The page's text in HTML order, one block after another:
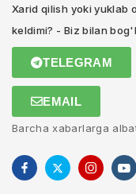
Xarid qilish yoki yuklab
keldimi? - Biz bilan
TELEGRAM
EMAIL
Barcha xabarlarga